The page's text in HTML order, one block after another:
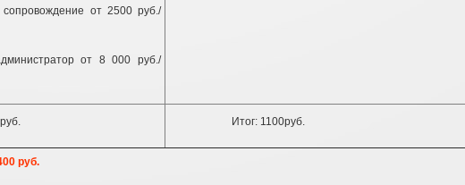
сопровождение от 2500 руб./
от 8 000 руб./
Итог: 1100руб.
руб.